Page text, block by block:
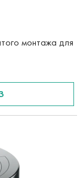
монтажа для